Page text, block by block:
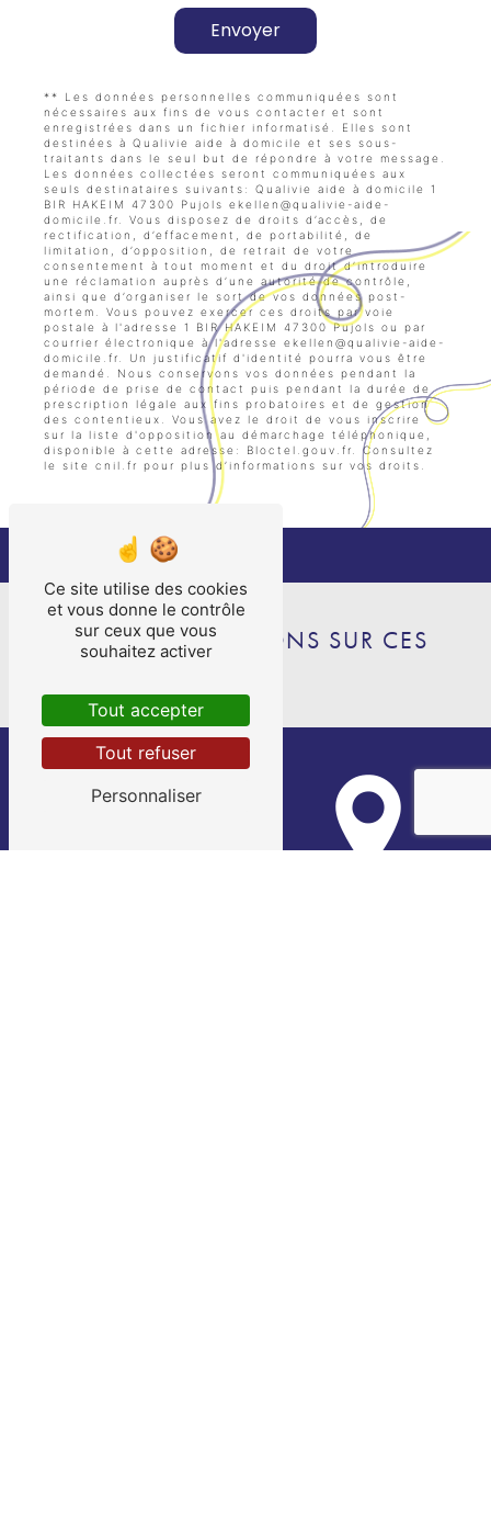
Envoyer
** Les données personnelles communiquées sont
nécessaires aux fins de vous contacter et sont
enregistrées dans un fichier informatisé. Elles sont
destinées à Qualivie aide à domicile et ses sous-
traitants dans le seul but de répondre à votre message.
Les données collectées seront communiquées aux
seuls destinataires suivants: Qualivie aide à domicile 1
BIR HAKEIM 47300 Pujols ekellen@qualivie-aide-
domicile.fr. Vous disposez de droits d’accès, de
rectification, d’effacement, de portabilité, de
limitation, d’opposition, de retrait de votre
consentement à tout moment et du droit d’introduire
une réclamation auprès d’une autorité de contrôle,
ainsi que d’organiser le sort de vos données post-
mortem. Vous pouvez exercer ces droits par voie
postale à l'adresse 1 BIR HAKEIM 47300 Pujols ou par
courrier électronique à l'adresse ekellen@qualivie-aide-
domicile.fr. Un justificatif d'identité pourra vous être
demandé. Nous conservons vos données pendant la
période de prise de contact puis pendant la durée de
prescription légale aux fins probatoires et de gestion
des contentieux. Vous avez le droit de vous inscrire
sur la liste d'opposition au démarchage téléphonique,
disponible à cette adresse: Bloctel.gouv.fr . Consultez
le site cnil.fr pour plus d’informations sur vos droits.
NOS INTERVENTIONS SUR CES
Ce site utilise des cookies
et vous donne le contrôle
sur ceux que vous
souhaitez activer
Tout accepter
Tout refuser
Personnaliser